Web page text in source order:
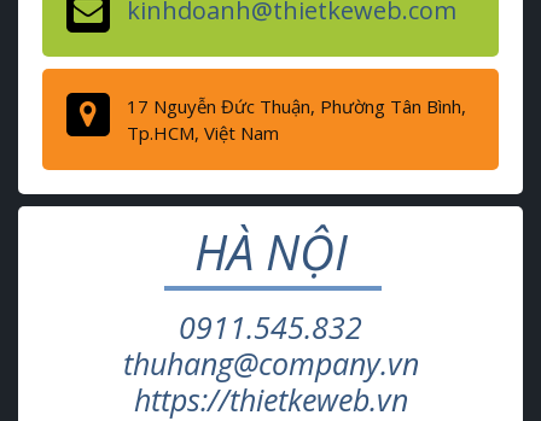
kinhdoanh@thietkeweb.com
17 Nguyễn Đức Thuận, Phường Tân Bình,
Tp.HCM, Việt Nam
HÀ NỘI
0911.545.832
thuhang@company.vn
https://thietkeweb.vn